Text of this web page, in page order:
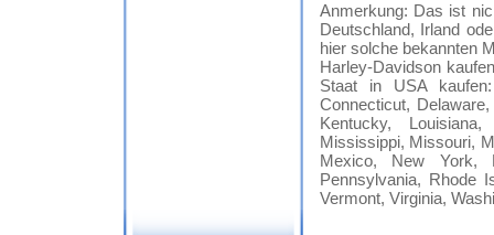
Anmerkung: Das ist
Deutschland, Irland
hier solche bekannten
Harley-Davidson
Staat in USA
Connecticut,
Kentucky,
Mississippi, Missouri,
Mexico, New York,
Pennsylvania, Rhode
Vermont, Virginia,